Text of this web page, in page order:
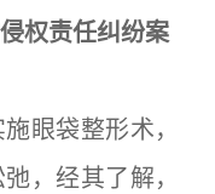
责任纠纷案
眼袋整形术，
，经其了解，